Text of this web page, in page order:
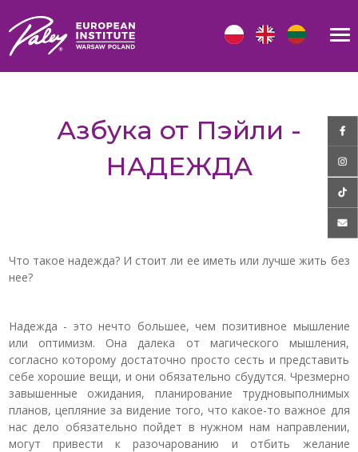
Азбука от Пэйли -
НАДЕЖДА
Что такое надежда? И стоит ли ее иметь или лучше жить без
нее?
Надежда - это нечто большее, чем позитивное мышление
или оптимизм. Она далека от магического мышления,
согласно которому достаточно просто сесть и представить
себе хорошие вещи, и они обязательно сбудутся. Чрезмерно
завышенные ожидания, планирование трудновыполнимых
планов, цепляние за видение того, что какое-то важное для
нас дело обязательно пойдет в нужном нам направлении,
могут привести к разочарованию и отбить желание